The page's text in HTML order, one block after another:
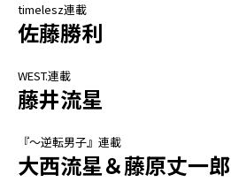
timelesz連載
佐藤勝利
WEST.連載
藤井流星
『～逆転男子』連載
大西流星＆藤原丈一郎